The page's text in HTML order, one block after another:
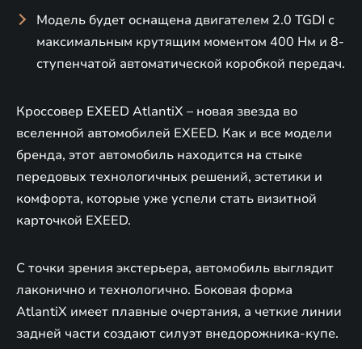
Модель будет оснащена двигателем 2.0 TGDI с
максимальным крутящим моментом 400 Нм и 8-
ступенчатой автоматической коробкой передач.
Кроссовер EXEED AtlantiX – новая звезда во
вселенной автомобилей EXEED. Как и все модели
бренда, этот автомобиль находится на стыке
передовых технологичных решений, эстетики и
комфорта, которые уже успели стать визитной
карточкой EXEED.
С точки зрения экстерьера, автомобиль выглядит
лаконично и технологично. Боковая форма
AtlantiX имеет плавные очертания, а четкие линии
задней части создают силуэт внедорожника-купе.